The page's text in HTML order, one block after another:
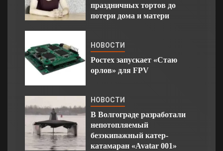
праздничных тортов до
потери дома и матери
НОВОСТИ
Ростех запускает «Стаю
орлов» для FPV
НОВОСТИ
В Волгограде разработали
непотопляемый
безэкипажный катер-
катамаран «Avatar 001»